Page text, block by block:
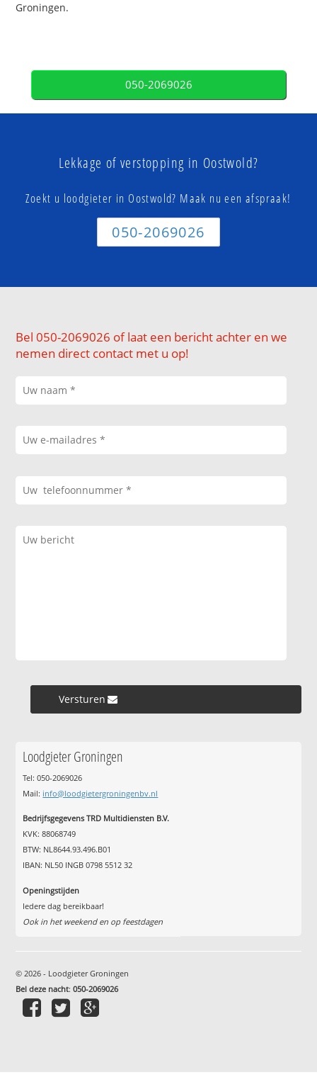
Groningen.
050-2069026
Lekkage of verstopping in Oostwold?
Zoekt u loodgieter in Oostwold? Maak nu een afspraak!
050-2069026
Bel 050-2069026 of laat een bericht achter en we
nemen direct contact met u op!
Versturen »
Loodgieter Groningen
Tel: 050-2069026
Mail: info@loodgietergroningenbv.nl
Bedrijfsgegevens TRD Multidiensten B.V.
KVK: 88068749
BTW: NL8644.93.496.B01
IBAN: NL50 INGB 0798 5512 32
Openingstijden
Iedere dag bereikbaar!
Ook in het weekend en op feestdagen
© 2026 - Loodgieter Groningen
Bel deze nacht:050-2069026